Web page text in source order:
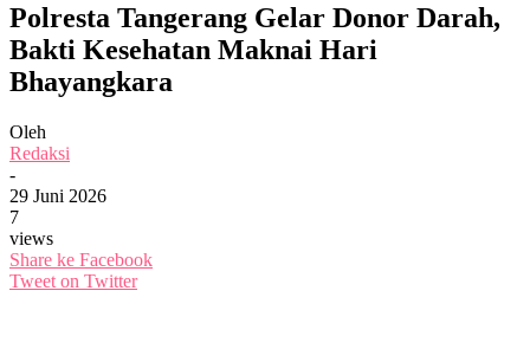
Polresta Tangerang Gelar Donor Darah,
Bakti Kesehatan Maknai Hari
Bhayangkara
Oleh
Redaksi
-
29 Juni 2026
7
views
Share ke Facebook
Tweet on Twitter